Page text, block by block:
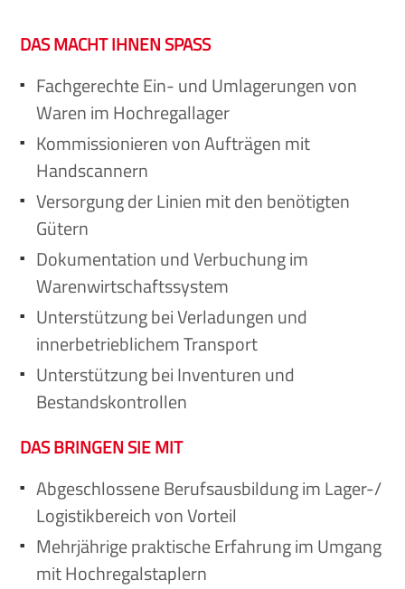
DAS MACHT IHNEN SPASS
Fachgerechte Ein- und Umlagerungen von
Waren im Hochregallager
Kommissionieren von Aufträgen mit
Handscannern
Versorgung der Linien mit den benötigten
Gütern
Dokumentation und Verbuchung im
Warenwirtschaftssystem
Unterstützung bei Verladungen und
innerbetrieblichem Transport
Unterstützung bei Inventuren und
Bestandskontrollen
DAS BRINGEN SIE MIT
Abgeschlossene Berufsausbildung im Lager-/
Logistikbereich von Vorteil
Mehrjährige praktische Erfahrung im Umgang
mit Hochregalstaplern